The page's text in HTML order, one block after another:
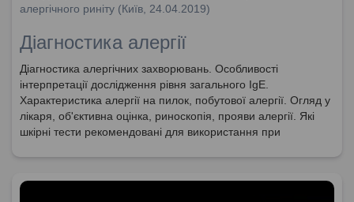
алергічного риніту (Київ, 24.04.2019)
Діагностика алергії
Діагностика алергічних захворювань. Особливості
інтерпретації дослідження рівня загального IgE.
Характеристика алергії на пилок, побутової алергії. Огляд у
лікаря, об'єктивна оцінка, риноскопія, прояви алергії. Які
шкірні тести рекомендовані для використання при